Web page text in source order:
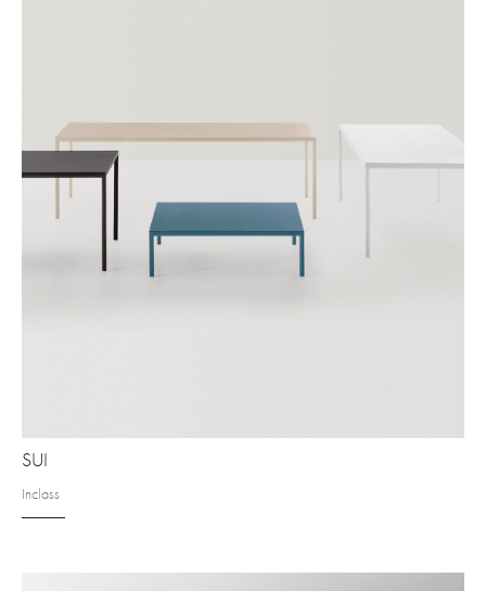
SUI
Inclass